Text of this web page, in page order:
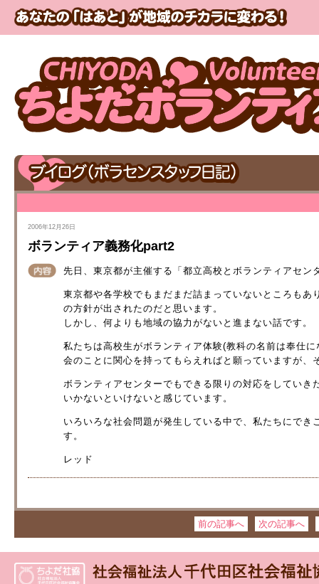
2006年12月26日
ボランティア義務化part2
先日、東京都が主催する「都立高校とボランティアセ
東京都や各学校でもまだまだ詰まっていないところも
の方針が出されたのだと思います。
しかし、何よりも地域の協力がないと進まない話です。
私たちは高校生がボランティア体験(教科の名前は奉仕
会のことに関心を持ってもらえればと願っていますが、
ボランティアセンターでもできる限りの対応をしてい
いかないといけないと感じています。
いろいろな社会問題が発生している中で、私たちにで
す。
レッド
前の記事へ 次の記事へ